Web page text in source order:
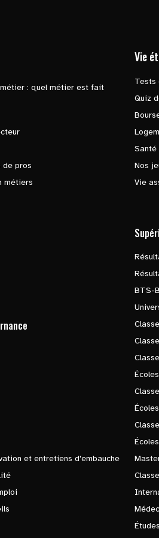
: quel métier est fait
pros
métiers
Vie
Tests
Quiz
Santé
Nos
Vie
et entretiens d'embauche
BTS-